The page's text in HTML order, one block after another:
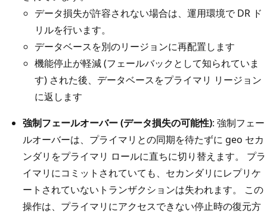
データ損失が許容されない場合は、運用環境で DR ド
リルを行います。
データベースを別のリージョンに再配置します
機能停止が軽減 (フェールバックとして知られていま
す) された後、データベースをプライマリ リージョン
に返します
強制フェールオーバー (データ損失の可能性): 強制フェー
ルオーバーは、プライマリとの同期を待たずに geo セカ
ンダリをプライマリ ロールに直ちに切り替えます。 プラ
イマリにコミットされていても、セカンダリにレプリケ
ートされていないトランザクションは失われます。 この
操作は、プライマリにアクセスできない停止時の復元方